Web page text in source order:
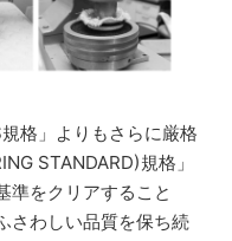
格」よりもさらに厳格
STANDARD)規格」
準をクリアすること
さわしい品質を保ち続